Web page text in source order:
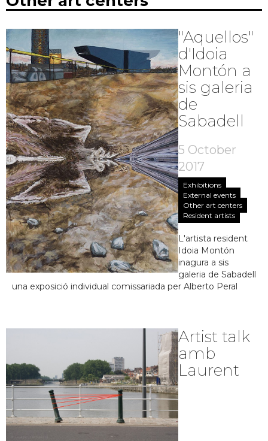
"Aquellos"
d'Idoia
Montón a
sis galeria
de
Sabadell
5 October
2017
Exhibitions
External events
Other art centers
Resident artists
L'artista resident
Idoia Montón
inagura a sis
galeria de Sabadell
una exposició individual comissariada per Alberto Peral
Artist talk
amb
Laurent